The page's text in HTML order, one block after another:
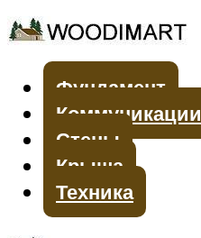
Фундамент
Коммуникации
Стены
Крыша
Техника